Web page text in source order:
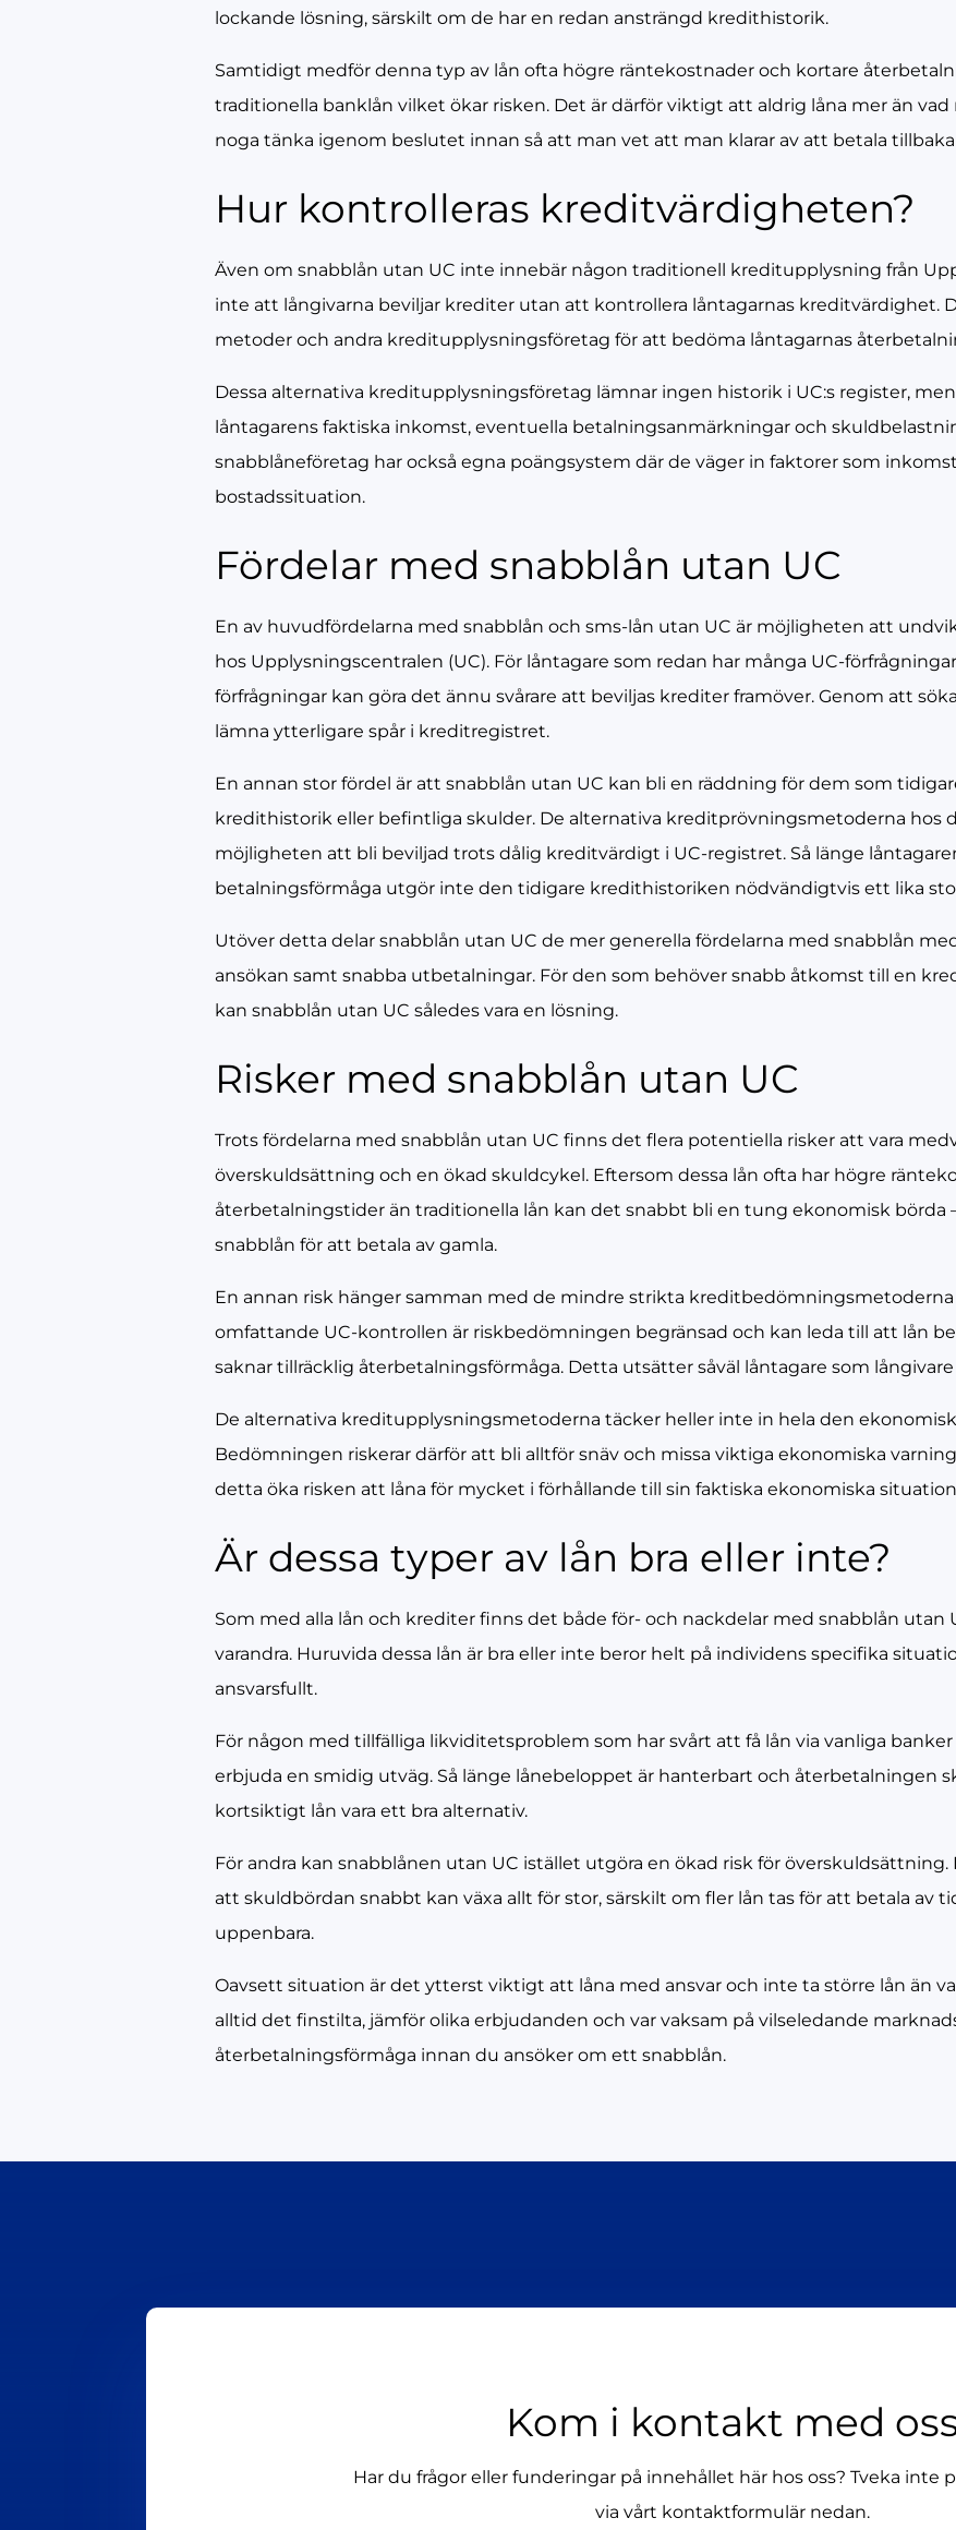
lockande lösning, särskilt om de har en redan ansträngd kredithistorik.
Samtidigt medför denna typ av lån ofta högre räntekostnader och kortare
traditionella banklån vilket ökar risken. Det är därför viktigt att aldrig låna mer än
noga tänka igenom beslutet innan så att man vet att man klarar av att betala
Hur kontrolleras kreditvärdigheten?
Även om snabblån utan UC inte innebär någon traditionell kreditupplysning från
inte att långivarna beviljar krediter utan att kontrollera låntagarnas kreditvärdighet.
metoder och andra kreditupplysningsföretag för att bedöma låntagarnas
Dessa alternativa kreditupplysningsföretag lämnar ingen historik i UC:s register,
låntagarens faktiska inkomst, eventuella betalningsanmärkningar och
snabblåneföretag har också egna poängsystem där de väger in faktorer som
bostadssituation.
Fördelar med snabblån utan UC
En av huvudfördelarna med snabblån och sms-lån utan UC är möjligheten att
hos Upplysningscentralen (UC). För låntagare som redan har många UC-
förfrågningar kan göra det ännu svårare att beviljas krediter framöver. Genom att
lämna ytterligare spår i kreditregistret.
En annan stor fördel är att snabblån utan UC kan bli en räddning för dem som
kredithistorik eller befintliga skulder. De alternativa kreditprövningsmetoderna hos
möjligheten att bli beviljad trots dålig kreditvärdigt i UC-registret. Så länge
betalningsförmåga utgör inte den tidigare kredithistoriken nödvändigtvis ett lika
Utöver detta delar snabblån utan UC de mer generella fördelarna med snabblån
ansökan samt snabba utbetalningar. För den som behöver snabb åtkomst till en
kan snabblån utan UC således vara en lösning.
Risker med snabblån utan UC
Trots fördelarna med snabblån utan UC finns det flera potentiella risker att vara
överskuldsättning och en ökad skuldcykel. Eftersom dessa lån ofta har högre
återbetalningstider än traditionella lån kan det snabbt bli en tung ekonomisk börda
snabblån för att betala av gamla.
En annan risk hänger samman med de mindre strikta kreditbedömningsmetoderna
omfattande UC-kontrollen är riskbedömningen begränsad och kan leda till att lån
saknar tillräcklig återbetalningsförmåga. Detta utsätter såväl låntagare som
De alternativa kreditupplysningsmetoderna täcker heller inte in hela den
Bedömningen riskerar därför att bli alltför snäv och missa viktiga ekonomiska
detta öka risken att låna för mycket i förhållande till sin faktiska ekonomiska
Är dessa typer av lån bra eller inte?
Som med alla lån och krediter finns det både för- och nackdelar med snabblån utan
varandra. Huruvida dessa lån är bra eller inte beror helt på individens specifika
ansvarsfullt.
För någon med tillfälliga likviditetsproblem som har svårt att få lån via vanliga
erbjuda en smidig utväg. Så länge lånebeloppet är hanterbart och återbetalningen
kortsiktigt lån vara ett bra alternativ.
För andra kan snabblånen utan UC istället utgöra en ökad risk för
att skuldbördan snabbt kan växa allt för stor, särskilt om fler lån tas för att betala av
uppenbara.
Oavsett situation är det ytterst viktigt att låna med ansvar och inte ta större lån än
alltid det finstilta, jämför olika erbjudanden och var vaksam på vilseledande
återbetalningsförmåga innan du ansöker om ett snabblån.
Kom i kontakt med
Har du frågor eller funderingar på innehållet här hos oss? Tveka inte
via vårt kontaktformulär nedan.